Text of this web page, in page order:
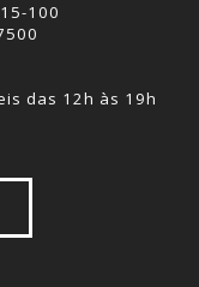
100
das 12h às 19h